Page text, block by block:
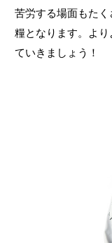
苦労する場面もた
糧となります。よ
ていきましょう！